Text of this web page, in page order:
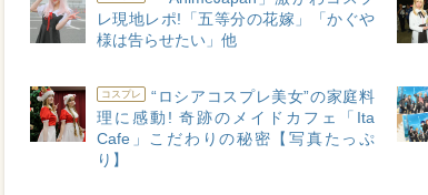
レ現地レポ!「五等分の花嫁」「かぐや
様は告らせたい」他
コスプレ
“ロシアコスプレ美女”の家庭料
理に感動! 奇跡のメイドカフェ「Ita
Cafe」こだわりの秘密【写真たっぷ
り】